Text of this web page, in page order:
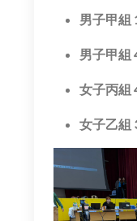
男子甲組
男子甲組
女子丙組
女子乙組